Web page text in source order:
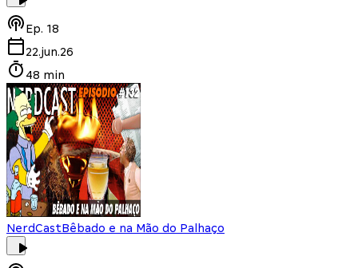
Ep. 18
22.jun.26
48 min
NerdCastBêbado e na Mão do Palhaço